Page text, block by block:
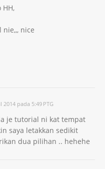
nice
2014 pada 5:49 PTG
je tutorial ni kat tempat
saya letakkan sedikit
dua pilihan .. hehehe